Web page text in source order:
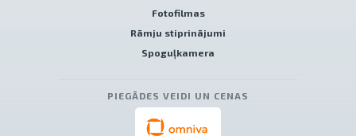
Fotofilmas
Rāmju stiprinājumi
Spoguļkamera
PIEGĀDES VEIDI UN CENAS